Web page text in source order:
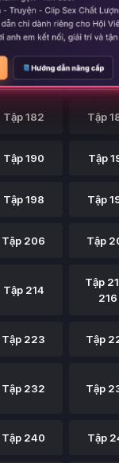
Tập 166 Tập
Tập 174 Tập
Tập 182 Tập
Tập 190 Tập
Tập 198 Tập
Tập 206 Tập
Tập 214
Tập
216
Tập 223 Tập
Tập 232 Tập
Tập 240 Tập